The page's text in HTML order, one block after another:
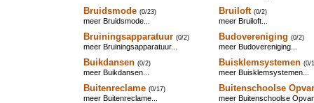
Bruidsmode (0/23)
meer Bruidsmode...
Bruiloft (0/2)
meer Bruiloft...
Bruiningsapparatuur (0/2)
meer Bruiningsapparatuur...
Budovereniging (0/2)
meer Budovereniging...
Buikdansen (0/2)
meer Buikdansen...
Buisklemsystemen (0/
meer Buisklemsystemen...
Buitenreclame (0/17)
meer Buitenreclame...
Buitenschoolse
meer Buitenschoolse